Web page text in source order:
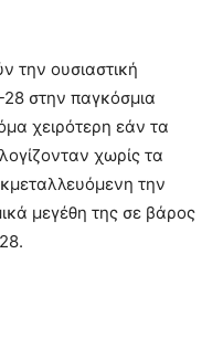
την ουσιαστική
στην παγκόσμια
χειρότερη εάν τα
χωρίς τα
την
μεγέθη της σε βάρος